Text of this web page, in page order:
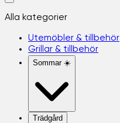
Alla kategorier
Utemöbler & tillbehör
Grillar & tillbehör
Sommar ☀️
Trädgård